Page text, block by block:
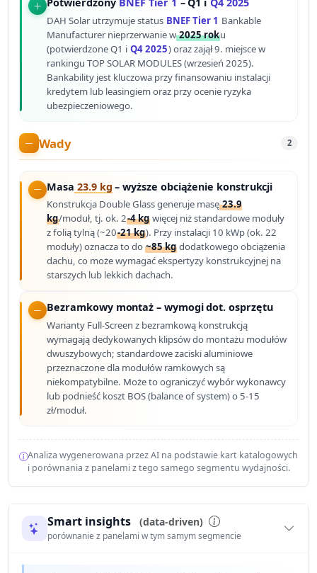
Potwierdzony BNEF Tier 1 – Q1 i Q4 2025
DAH Solar utrzymuje status BNEF Tier 1 Bankable
Manufacturer nieprzerwanie w2025 roku
(potwierdzone Q1 i Q4 2025) oraz zajął 9. miejsce w
rankingu TOP SOLAR MODULES (wrzesień 2025).
Bankability jest kluczowa przy finansowaniu instalacji
kredytem lub leasingiem oraz przy ocenie ryzyka
ubezpieczeniowego.
Wady 2
Masa 23.9 kg – wyższe obciążenie konstrukcji
Konstrukcja Double Glass generuje masę23.9
kg/moduł, tj. ok. 2-4 kg więcej niż standardowe moduły
z folią tylną (~20-21 kg). Przy instalacji 10 kWp (ok. 22
moduły) oznacza to do~85 kg dodatkowego obciążenia
dachu, co może wymagać ekspertyzy konstrukcyjnej na
starszych lub lekkich dachach.
Bezramkowy montaż – wymogi dot. osprzętu
Warianty Full-Screen z bezramkową konstrukcją
wymagają dedykowanych klipsów do montażu modułów
dwuszybowych; standardowe zaciski aluminiowe
przeznaczone dla modułów ramkowych są
niekompatybilne. Może to ograniczyć wybór wykonawcy
lub podnieść koszt BOS (balance of system) o 5-15
zł/moduł.
Analiza wygenerowana przez AI na podstawie kart katalogowych
i porównania z panelami z tego samego segmentu wydajności.
Smart insights (data-driven)
porównanie z panelami w tym samym segmencie